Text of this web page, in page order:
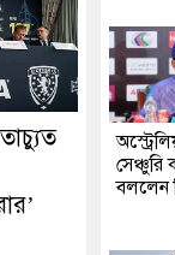
সেঞ্চুরি
বললেন